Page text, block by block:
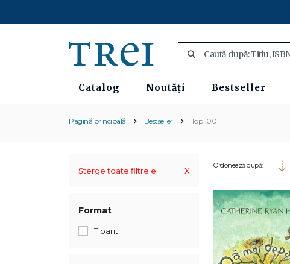
Catalog Noutăți Bestseller
Pagină principală Bestseller Top 100
Șterge toate filtrele x
Format
Tiparit
Ordonează după: